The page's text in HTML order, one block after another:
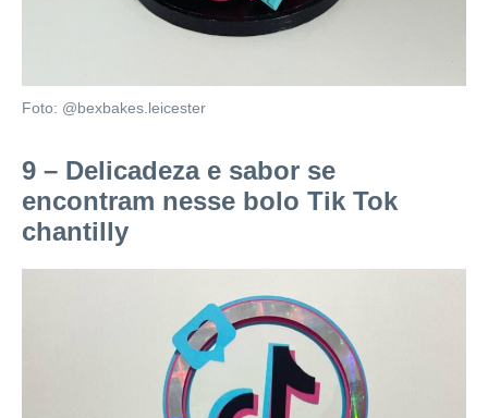
Foto: @bexbakes.leicester
9 – Delicadeza e sabor se
encontram nesse bolo Tik Tok
chantilly